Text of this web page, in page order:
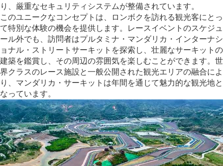
り、厳重なセキュリティシステムが整備されています。
このユニークなコンセプトは、ロンボクを訪れる観光客にとっ
て特別な体験の機会を提供します。レースイベントのスケジュ
ール外でも、訪問者はプルタミナ・マンダリカ・インターナシ
ョナル・ストリートサーキットを探索し、壮麗なサーキットの
建築を鑑賞し、その周辺の雰囲気を楽しむことができます。世
界クラスのレース施設と一般公開された観光エリアの融合によ
り、マンダリカ・サーキットは年間を通じて魅力的な観光地と
なっています。